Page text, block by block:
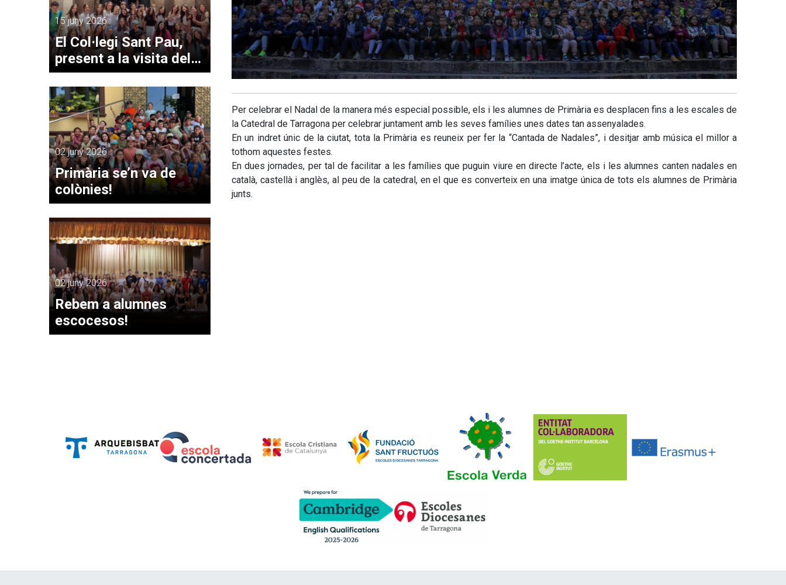
15 juny 2026
El Col·legi Sant Pau,
present a la visita del
papa Lleó XIV a
Montserrat
02 juny 2026
Primària se’n va de
colònies!
02 juny 2026
Rebem a alumnes
escocesos!
Per celebrar el Nadal de la manera més especial possible, els i les alumnes de Primària es desplacen fins a les escales de
la Catedral de Tarragona per celebrar juntament amb les seves famílies unes dates tan assenyalades.
En un indret únic de la ciutat, tota la Primària es reuneix per fer la “Cantada de Nadales”, i desitjar amb música el millor a
tothom aquestes festes.
En dues jornades, per tal de facilitar a les famílies que puguin viure en directe l’acte, els i les alumnes canten nadales en
català, castellà i anglès, al peu de la catedral, en el que es converteix en una imatge única de tots els alumnes de Primària
junts.